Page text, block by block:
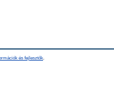
és fejlesztők